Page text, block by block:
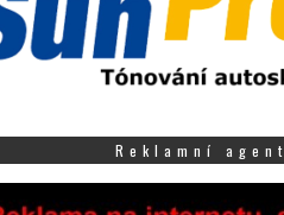
Reklamní agent